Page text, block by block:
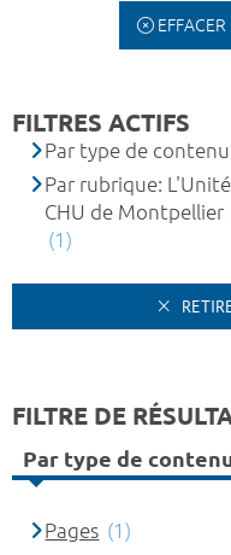
EFFACER
FILTRES ACTIFS
Par type de
Par rubrique:
CHU de Montpellier
(1)
FILTRE DE
Par type de
Pages (1)